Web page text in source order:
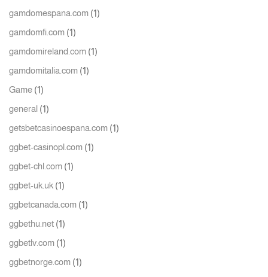
gamdomespana.com (1)
gamdomfi.com (1)
gamdomireland.com (1)
gamdomitalia.com (1)
Game (1)
general (1)
getsbetcasinoespana.com (1)
ggbet-casinopl.com (1)
ggbet-chl.com (1)
ggbet-uk.uk (1)
ggbetcanada.com (1)
ggbethu.net (1)
ggbetlv.com (1)
ggbetnorge.com (1)